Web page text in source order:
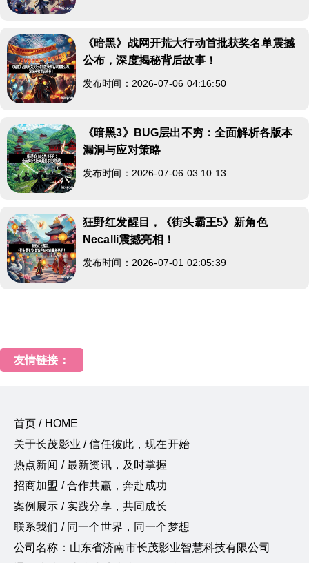
《暗黑》战网开荒大行动首批获奖名单震撼
公布，深度揭秘背后故事！
发布时间：2026-07-06 04:16:50
《暗黑3》BUG层出不穷：全面解析各版本
漏洞与应对策略
发布时间：2026-07-06 03:10:13
狂野红发醒目，《街头霸王5》新角色
Necalli震撼亮相！
发布时间：2026-07-01 02:05:39
友情链接：
首页 / HOME
关于长茂影业 / 信任彼此，现在开始
热点新闻 / 最新资讯，及时掌握
招商加盟 / 合作共赢，奔赴成功
案例展示 / 实践分享，共同成长
联系我们 / 同一个世界，同一个梦想
公司名称：山东省济南市长茂影业智慧科技有限公司